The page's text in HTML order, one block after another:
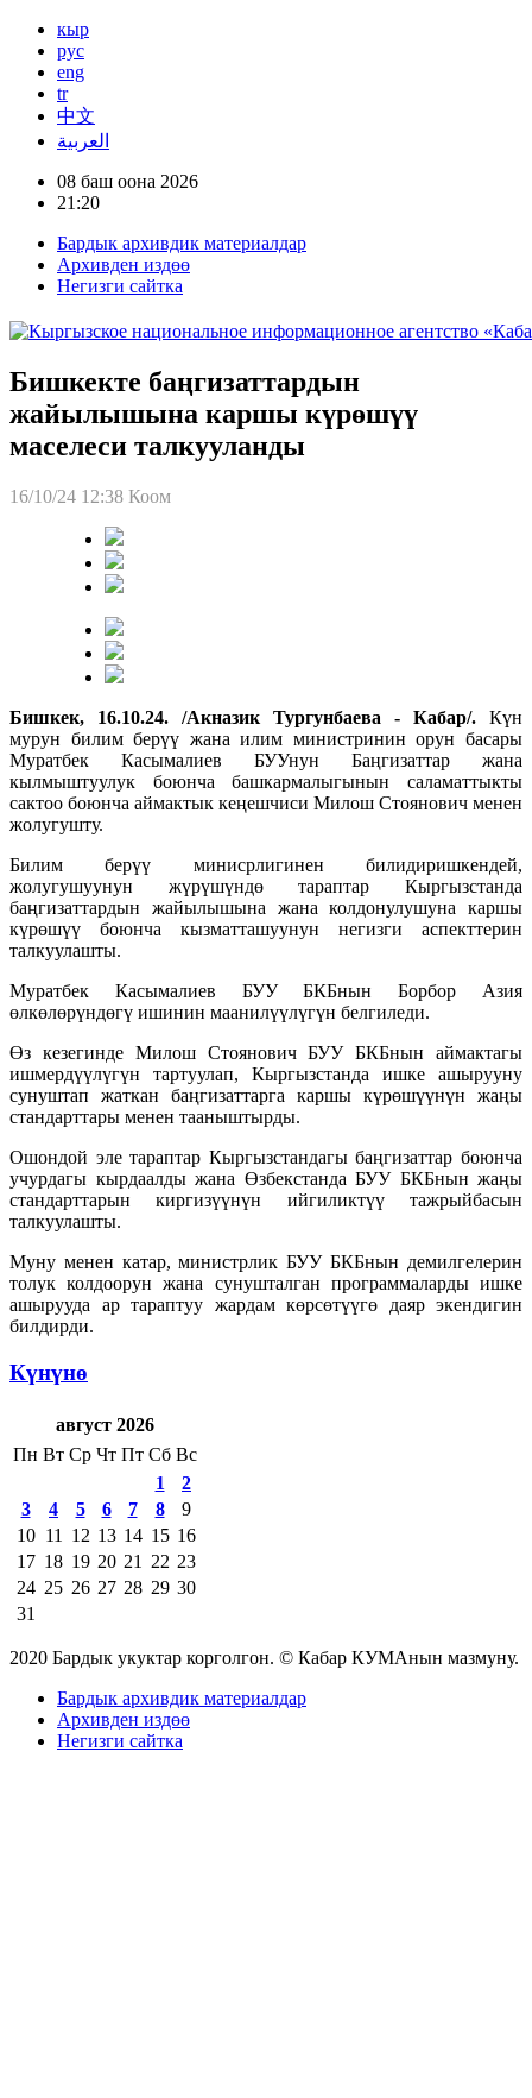
кыр
рус
eng
tr
中文
العربية
08 баш оона 2026
21:20
Бардык архивдик материалдар
Архивден издөө
Негизги сайтка
Бишкекте баңгизаттардын
жайылышына каршы күрөшүү
маселеси талкууланды
16/10/24 12:38 Коом
Бишкек, 16.10.24. /Акназик Тургунбаева - Кабар/. Күн
мурун билим берүү жана илим министринин орун басары
Муратбек Касымалиев БУУнун Баңгизаттар жана
кылмыштуулук боюнча башкармалыгынын саламаттыкты
сактоо боюнча аймактык кеңешчиси Милош Стоянович менен
жолугушту.
Билим берүү минисрлигинен билидиришкендей,
жолугушуунун жүрүшүндө тараптар Кыргызстанда
баңгизаттардын жайылышына жана колдонулушуна каршы
күрөшүү боюнча кызматташуунун негизги аспекттерин
талкуулашты.
Муратбек Касымалиев БУУ БКБнын Борбор Азия
өлкөлөрүндөгү ишинин маанилүүлүгүн белгиледи.
Өз кезегинде Милош Стоянович БУУ БКБнын аймактагы
ишмердүүлүгүн тартуулап, Кыргызстанда ишке ашырууну
сунуштап жаткан баңгизаттарга каршы күрөшүүнүн жаңы
стандарттары менен тааныштырды.
Ошондой эле тараптар Кыргызстандагы баңгизаттар боюнча
учурдагы кырдаалды жана Өзбекстанда БУУ БКБнын жаңы
стандарттарын киргизүүнүн ийгиликтүү тажрыйбасын
талкуулашты.
Муну менен катар, министрлик БУУ БКБнын демилгелерин
толук колдоорун жана сунушталган программаларды ишке
ашырууда ар тараптуу жардам көрсөтүүгө даяр экендигин
билдирди.
Күнүнө
август 2026
Пн Вт Ср Чт Пт Сб Вс
1
2
3
4 5 6 7 8
9
10 11 12 13 14 15 16
17 18 19 20 21 22 23
24 25 26 27 28 29 30
31
2020 Бардык укуктар корголгон. © Кабар КУМАнын мазмуну.
Бардык архивдик материалдар
Архивден издөө
Негизги сайтка